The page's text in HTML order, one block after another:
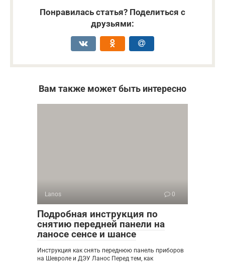
Понравилась статья? Поделиться с
друзьями:
Вам также может быть интересно
Lanos 0
Подробная инструкция по
снятию передней панели на
ланосе сенсе и шансе
Инструкция как снять переднюю панель приборов
на Шевроле и ДЭУ Ланос Перед тем, как